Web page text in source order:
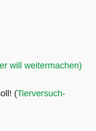
will weitermachen)
(Tierversuch-